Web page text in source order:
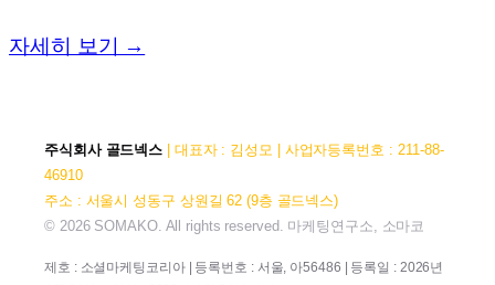
자세히 보기 →
주식회사 골드넥스 | 대표자 : 김성모 | 사업자등록번호 : 211-88-
46910
주소 : 서울시 성동구 상원길 62 (9층 골드넥스)
© 2026 SOMAKO. All rights reserved. 마케팅연구소, 소마코
제호 : 소셜마케팅코리아 | 등록번호 : 서울, 아56486 | 등록일 : 2026년